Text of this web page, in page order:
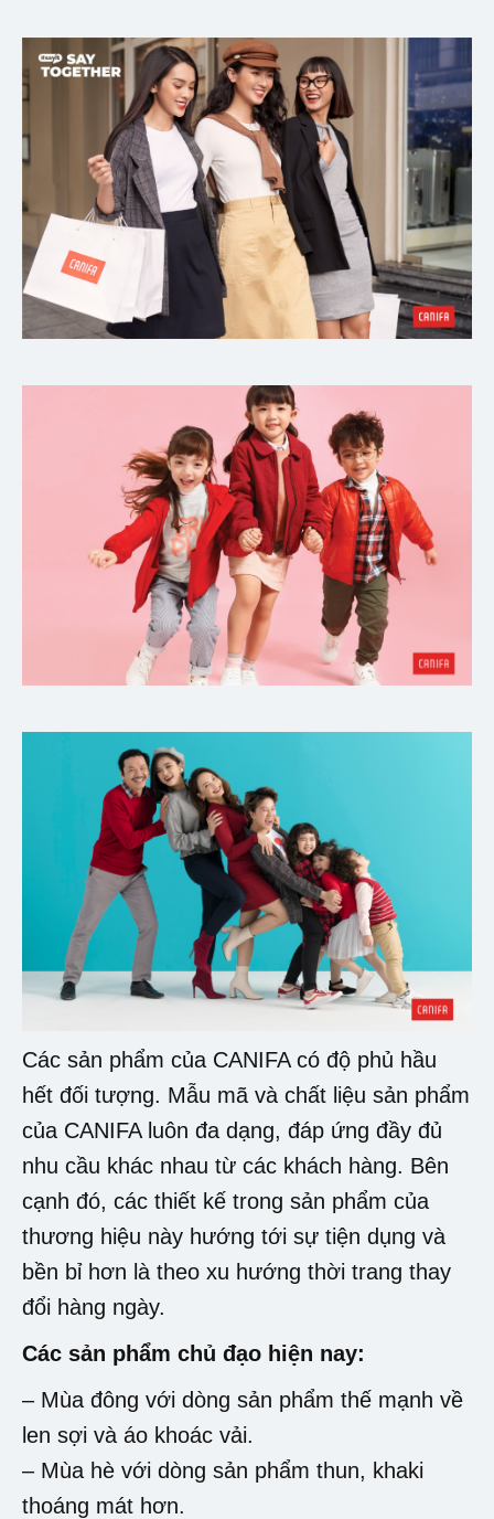
Các sản phẩm của CANIFA có độ phủ hầu
hết đối tượng. Mẫu mã và chất liệu sản phẩm
của CANIFA luôn đa dạng, đáp ứng đầy đủ
nhu cầu khác nhau từ các khách hàng. Bên
cạnh đó, các thiết kế trong sản phẩm của
thương hiệu này hướng tới sự tiện dụng và
bền bỉ hơn là theo xu hướng thời trang thay
đổi hàng ngày.
Các sản phẩm chủ đạo hiện nay:
– Mùa đông với dòng sản phẩm thế mạnh về
len sợi và áo khoác vải.
– Mùa hè với dòng sản phẩm thun, khaki
thoáng mát hơn.